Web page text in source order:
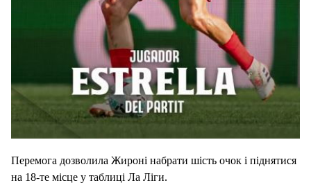
Перемога дозволила Жироні набрати шість очок і піднятися
на 18-те місце у таблиці Ла Ліги.